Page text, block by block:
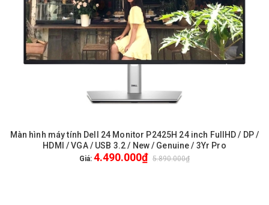
Màn hình máy tính Dell 24 Monitor P2425H 24 inch FullHD / DP /
HDMI / VGA / USB 3.2 / New / Genuine / 3Yr Pro
Giá: 4.490.000₫ 5.890.000₫